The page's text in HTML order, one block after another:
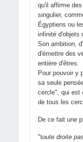
qu'il affirme
singulier,
Égyptiens ou
infinité d'objets
Son ambition,
d'émettre des
entière d'êtres.
Pour pouvoir y
sa seule
cercle", qui est
de tous les
De ce fait une
"toute droite